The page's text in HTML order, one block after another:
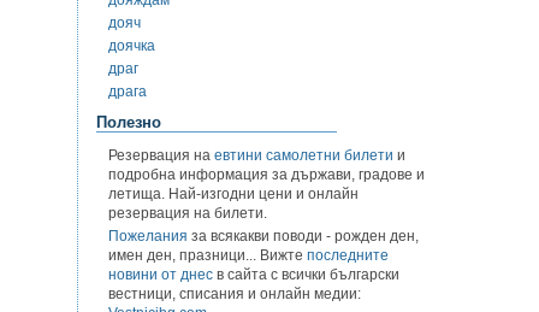
дояч
доячка
драг
драга
Полезно
Резервация на евтини самолетни билети и
подробна информация за държави, градове и
летища. Най-изгодни цени и онлайн
резервация на билети.
Пожелания за всякакви поводи - рожден ден,
имен ден, празници... Вижте последните
новини от днес в сайта с всички български
вестници, списания и онлайн медии: